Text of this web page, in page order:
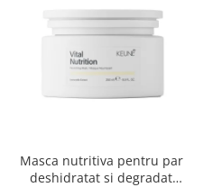
Masca nutritiva pentru par
deshidratat si degradat